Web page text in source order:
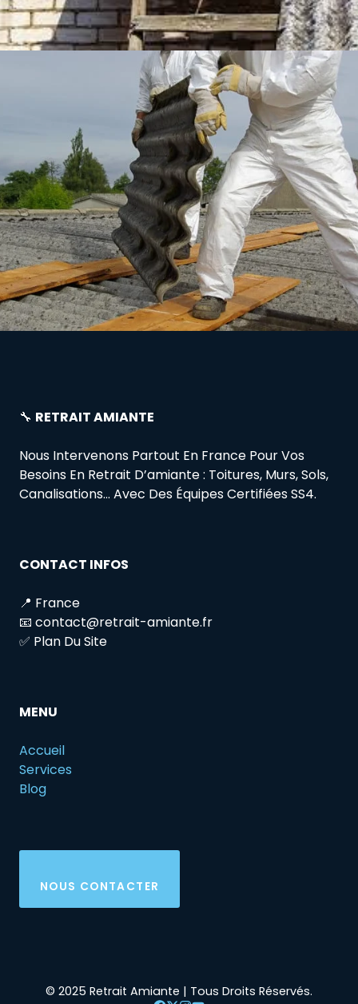
🔧 RETRAIT AMIANTE
Nous Intervenons Partout En France Pour Vos
Besoins En Retrait D’amiante : Toitures, Murs, Sols,
Canalisations… Avec Des Équipes Certifiées SS4.
CONTACT INFOS
📍 France
📧 contact@retrait-amiante.fr
✅ Plan Du Site
MENU
Accueil
Services
Blog
NOUS CONTACTER
© 2025 Retrait Amiante | Tous Droits Réservés.